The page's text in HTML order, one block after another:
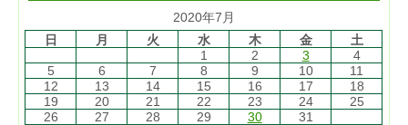
2020年7月
日
月 火 水 木 金
土
1
2 3
4
5
6 7 8 9 10
11
12
13 14 15 16 17
18
19
20 21 22 23 24
25
26
27 28 29 30 31